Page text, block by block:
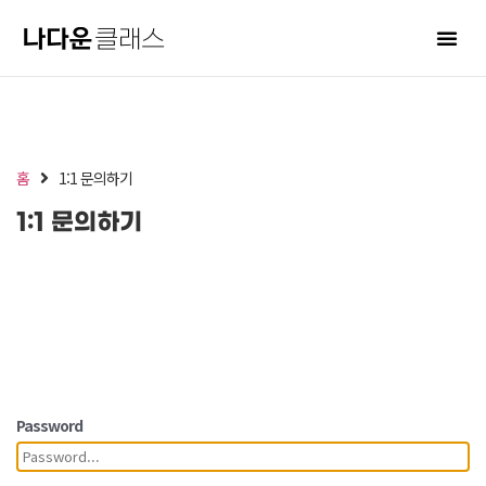
홈 1:1 문의하기
1:1 문의하기
Password